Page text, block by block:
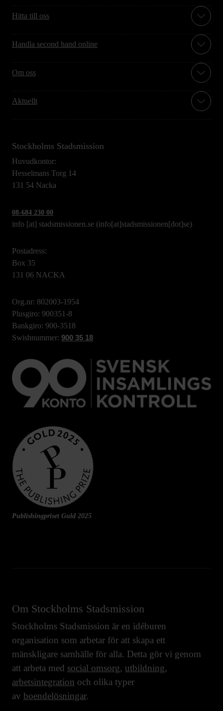
Hitta till oss
Handla second hand online
Om oss
Aktuellt
Stockholms Stadsmission
Huvudkontor:
Hesselmans Torg 14
131 54 Nacka
08-684 230 00
info [at] stadsmissionen.se (info[at]stadsmissionen[dot]se)
Postadress:
Box 35
131 06 NACKA
Org.nr: 802003-1954
Plusgiro: 900351-8
Bankgiro: 900-3518
Swishnummer: 900 35 18
Publishingpriset Guld 2025
Om Stockholms Stadsmission
Stockholms Stadsmission är en idéburen
organisation som arbetar för att skapa ett
mänskligare samhälle för alla. Detta gör vi genom
att arbeta med social omsorg, utbildning,
arbetsintegration och olika typer
av boendelösningar.